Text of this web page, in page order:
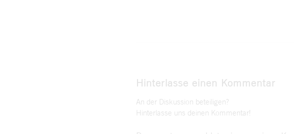
Hinterlasse einen Kommentar
An der Diskussion beteiligen?
Hinterlasse uns deinen Kommentar!